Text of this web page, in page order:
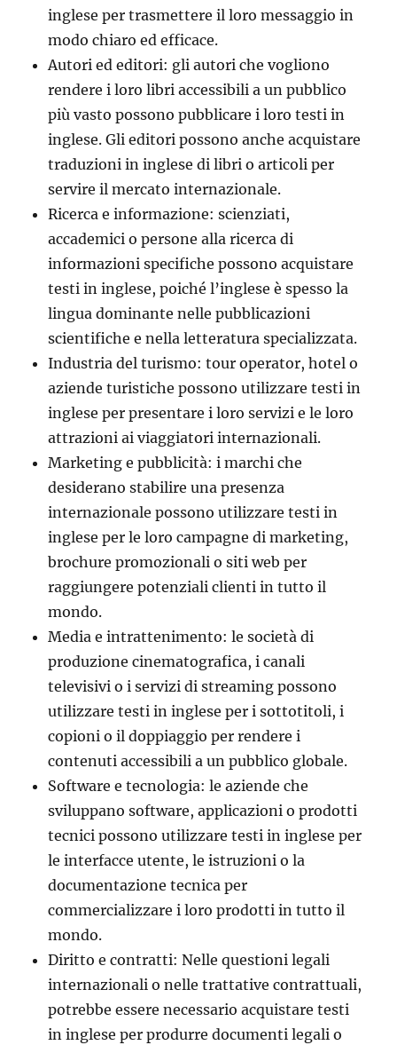
inglese per trasmettere il loro messaggio in
modo chiaro ed efficace.
Autori ed editori: gli autori che vogliono
rendere i loro libri accessibili a un pubblico
più vasto possono pubblicare i loro testi in
inglese. Gli editori possono anche acquistare
traduzioni in inglese di libri o articoli per
servire il mercato internazionale.
Ricerca e informazione: scienziati,
accademici o persone alla ricerca di
informazioni specifiche possono acquistare
testi in inglese, poiché l’inglese è spesso la
lingua dominante nelle pubblicazioni
scientifiche e nella letteratura specializzata.
Industria del turismo: tour operator, hotel o
aziende turistiche possono utilizzare testi in
inglese per presentare i loro servizi e le loro
attrazioni ai viaggiatori internazionali.
Marketing e pubblicità: i marchi che
desiderano stabilire una presenza
internazionale possono utilizzare testi in
inglese per le loro campagne di marketing,
brochure promozionali o siti web per
raggiungere potenziali clienti in tutto il
mondo.
Media e intrattenimento: le società di
produzione cinematografica, i canali
televisivi o i servizi di streaming possono
utilizzare testi in inglese per i sottotitoli, i
copioni o il doppiaggio per rendere i
contenuti accessibili a un pubblico globale.
Software e tecnologia: le aziende che
sviluppano software, applicazioni o prodotti
tecnici possono utilizzare testi in inglese per
le interfacce utente, le istruzioni o la
documentazione tecnica per
commercializzare i loro prodotti in tutto il
mondo.
Diritto e contratti: Nelle questioni legali
internazionali o nelle trattative contrattuali,
potrebbe essere necessario acquistare testi
in inglese per produrre documenti legali o